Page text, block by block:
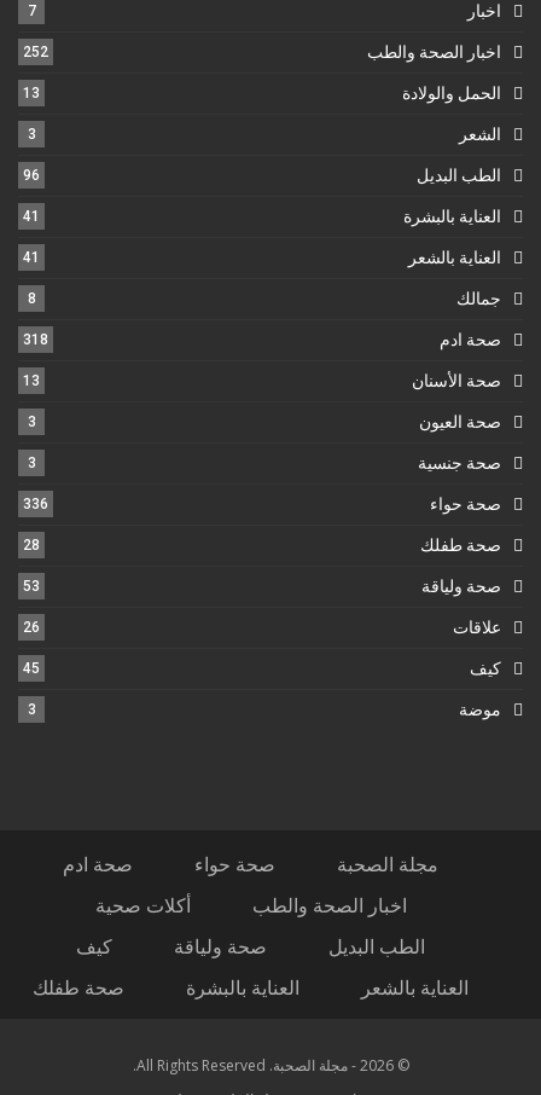
اخبار 7
اخبار الصحة والطب 252
الحمل والولادة 13
الشعر 3
الطب البديل 96
العناية بالبشرة 41
العناية بالشعر 41
جمالك 8
صحة ادم 318
صحة الأسنان 13
صحة العيون 3
صحة جنسية 3
صحة حواء 336
صحة طفلك 28
صحة ولياقة 53
علاقات 26
كيف 45
موضة 3
مجلة الصحبة صحة حواء
صحة ادم
اخبار الصحة والطب
أكلات صحية
الطب البديل
صحة ولياقة
كيف
العناية بالشعر
العناية بالبشرة صحة طفلك
© 2026 - مجلة الصحبة. All Rights Reserved.